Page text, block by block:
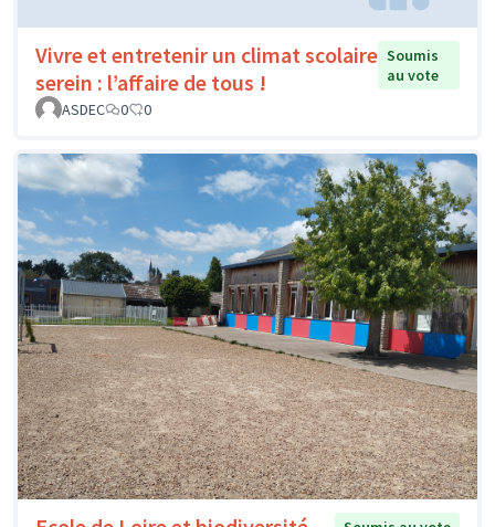
Vivre et entretenir un climat scolaire
serein : l’affaire de tous !
Soumis
au vote
ASDEC
0 0